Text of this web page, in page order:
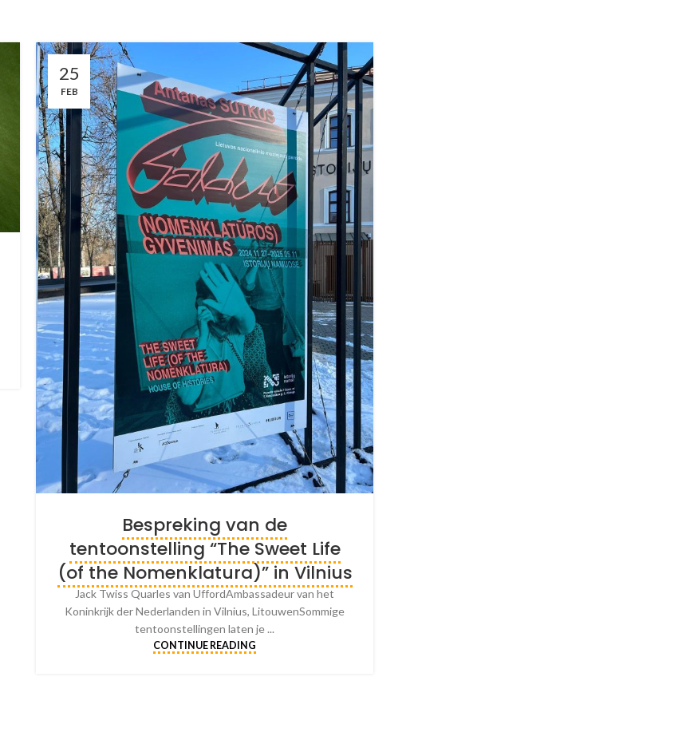
25
FEB
Bespreking van de
tentoonstelling “The Sweet Life
(of the Nomenklatura)” in Vilnius
Jack Twiss Quarles van UffordAmbassadeur van het
Koninkrijk der Nederlanden in Vilnius, LitouwenSommige
tentoonstellingen laten je ...
CONTINUE READING